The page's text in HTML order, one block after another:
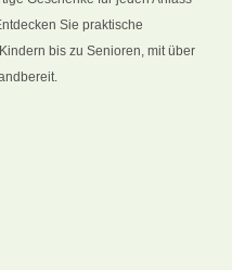
Sie praktische
bis zu Senioren, mit über